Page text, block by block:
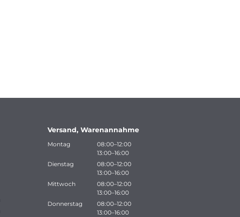
Versand, Warenannahme
Montag
08:00–12:00
13:00–16:00
Dienstag
08:00–12:00
13:00–16:00
Mittwoch
08:00–12:00
13:00–16:00
Donnerstag
08:00–12:00
13:00–16:00